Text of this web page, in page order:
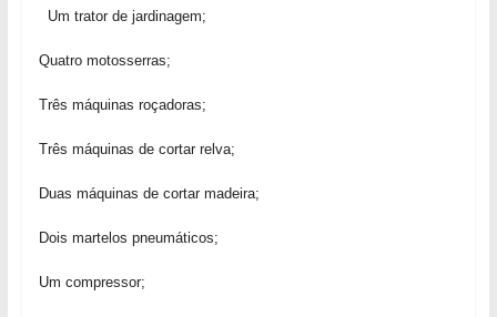
Um trator de jardinagem;
Quatro motosserras;
Três máquinas roçadoras;
Três máquinas de cortar relva;
Duas máquinas de cortar madeira;
Dois martelos pneumáticos;
Um compressor;